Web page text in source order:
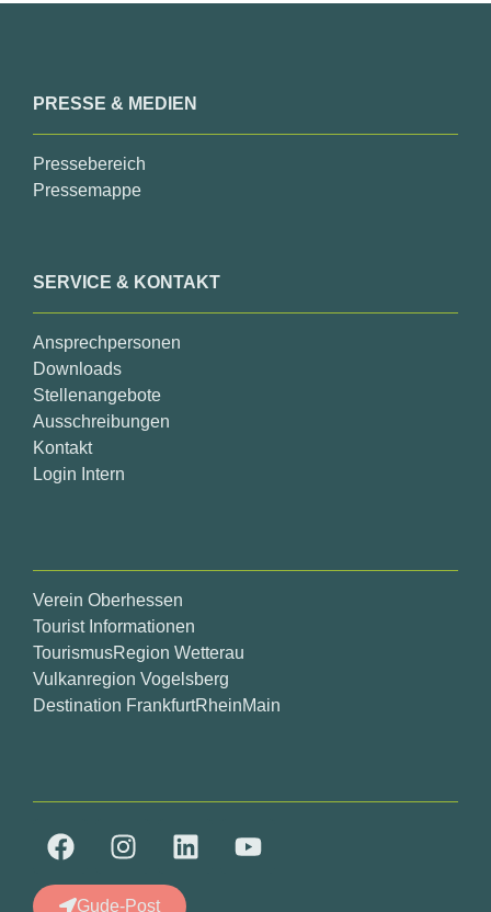
PRESSE & MEDIEN
Pressebereich
Pressemappe
SERVICE & KONTAKT
Ansprechpersonen
Downloads
Stellenangebote
Ausschreibungen
Kontakt
Login Intern
Verein Oberhessen
Tourist Informationen
TourismusRegion Wetterau
Vulkanregion Vogelsberg
Destination FrankfurtRheinMain
Gude-Post